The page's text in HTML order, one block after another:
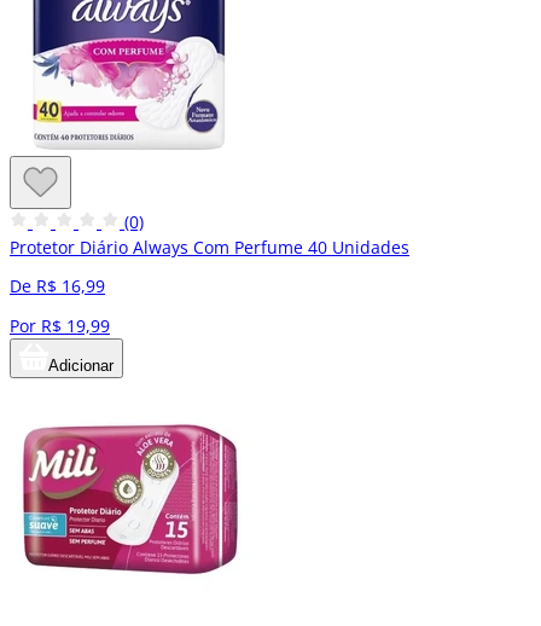
(0)
Protetor Diário Always Com Perfume 40 Unidades
De R$ 16,99
Por R$ 19,99
Adicionar